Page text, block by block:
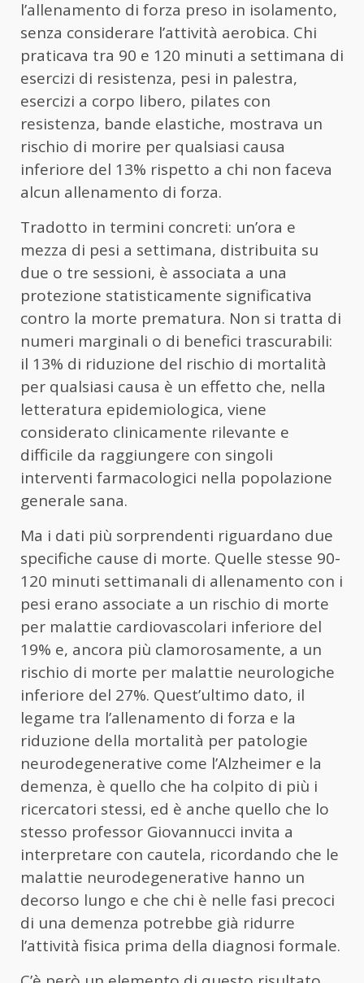
l’allenamento di forza preso in isolamento,
senza considerare l’attività aerobica. Chi
praticava tra 90 e 120 minuti a settimana di
esercizi di resistenza, pesi in palestra,
esercizi a corpo libero, pilates con
resistenza, bande elastiche, mostrava un
rischio di morire per qualsiasi causa
inferiore del 13% rispetto a chi non faceva
alcun allenamento di forza.
Tradotto in termini concreti: un’ora e
mezza di pesi a settimana, distribuita su
due o tre sessioni, è associata a una
protezione statisticamente significativa
contro la morte prematura. Non si tratta di
numeri marginali o di benefici trascurabili:
il 13% di riduzione del rischio di mortalità
per qualsiasi causa è un effetto che, nella
letteratura epidemiologica, viene
considerato clinicamente rilevante e
difficile da raggiungere con singoli
interventi farmacologici nella popolazione
generale sana.
Ma i dati più sorprendenti riguardano due
specifiche cause di morte. Quelle stesse 90-
120 minuti settimanali di allenamento con i
pesi erano associate a un rischio di morte
per malattie cardiovascolari inferiore del
19% e, ancora più clamorosamente, a un
rischio di morte per malattie neurologiche
inferiore del 27%. Quest’ultimo dato, il
legame tra l’allenamento di forza e la
riduzione della mortalità per patologie
neurodegenerative come l’Alzheimer e la
demenza, è quello che ha colpito di più i
ricercatori stessi, ed è anche quello che lo
stesso professor Giovannucci invita a
interpretare con cautela, ricordando che le
malattie neurodegenerative hanno un
decorso lungo e che chi è nelle fasi precoci
di una demenza potrebbe già ridurre
l’attività fisica prima della diagnosi formale.